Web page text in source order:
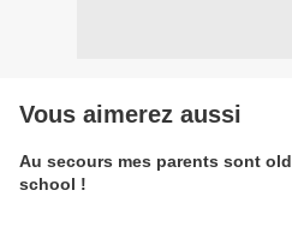
Vous aimerez aussi
Au secours mes parents sont old
school !